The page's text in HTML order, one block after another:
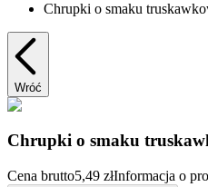
Chrupki o smaku
Wróć
Chrupki o smaku
Cena brutto5,49 złInformacja o